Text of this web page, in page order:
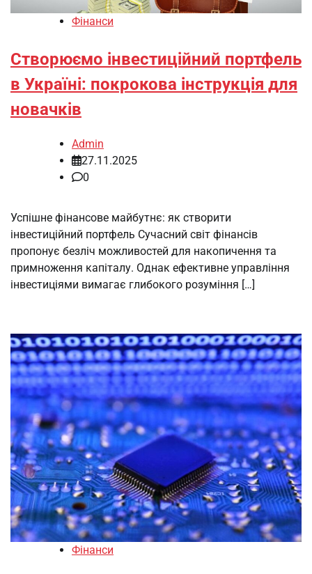
Фінанси
Створюємо інвестиційний портфель
в Україні: покрокова інструкція для
новачків
Admin
27.11.2025
0
Успішне фінансове майбутнє: як створити
інвестиційний портфель Сучасний світ фінансів
пропонує безліч можливостей для накопичення та
примноження капіталу. Однак ефективне управління
інвестиціями вимагає глибокого розуміння […]
Фінанси